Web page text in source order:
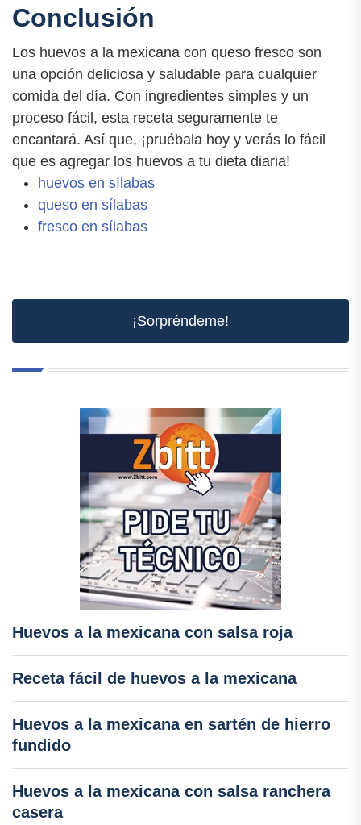
Conclusión
Los huevos a la mexicana con queso fresco son
una opción deliciosa y saludable para cualquier
comida del día. Con ingredientes simples y un
proceso fácil, esta receta seguramente te
encantará. Así que, ¡pruébala hoy y verás lo fácil
que es agregar los huevos a tu dieta diaria!
huevos en sílabas
queso en sílabas
fresco en sílabas
¡Sorpréndeme!
Huevos a la mexicana con salsa roja
Receta fácil de huevos a la mexicana
Huevos a la mexicana en sartén de hierro
fundido
Huevos a la mexicana con salsa ranchera
casera